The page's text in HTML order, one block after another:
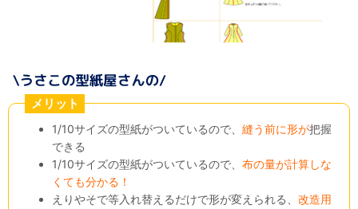
メリット
1/10サイズの型紙がついているので、縫う前に形が把握
できる
1/10サイズの型紙がついているので、布の量が計算しな
くても分かる！
えりやそで等入れ替えるだけで形が変えられる、改造用